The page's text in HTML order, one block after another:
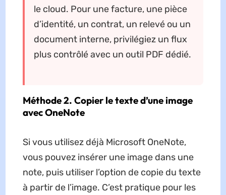
le cloud. Pour une facture, une pièce
d’identité, un contrat, un relevé ou un
document interne, privilégiez un flux
plus contrôlé avec un outil PDF dédié.
Méthode 2. Copier le texte d’une image
avec OneNote
Si vous utilisez déjà Microsoft OneNote,
vous pouvez insérer une image dans une
note, puis utiliser l’option de copie du texte
à partir de l’image. C’est pratique pour les